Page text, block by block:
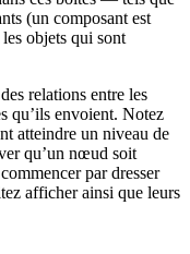
(un composant est
objets qui sont
relations entre les
qu’ils envoient. Notez
atteindre un niveau de
qu’un nœud soit
par dresser
afficher ainsi que leurs